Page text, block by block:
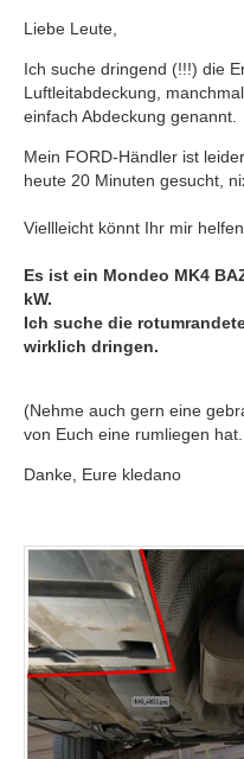
Liebe Leute,
Ich suche dringend (!!!) die
Luftleitabdeckung,
einfach Abdeckung genannt.
Mein FORD-Händler ist
heute 20 Minuten gesucht,
Viellleicht könnt Ihr mir
Es ist ein Mondeo MK4
kW.
Ich suche die
wirklich dringen.
(Nehme auch gern eine
von Euch eine rumliegen hat.
Danke, Eure kledano